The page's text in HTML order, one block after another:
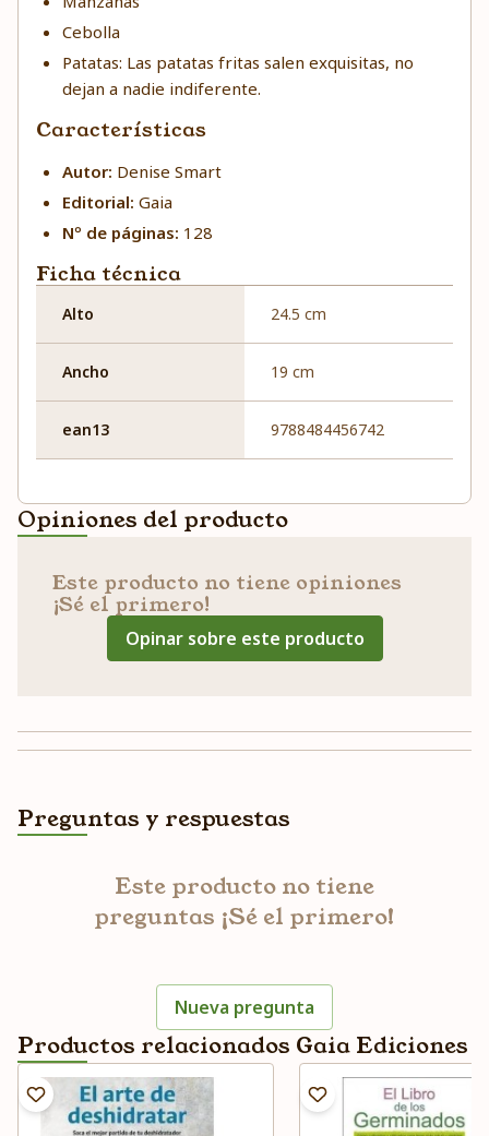
Cebolla
Patatas: Las patatas fritas salen exquisitas, no
dejan a nadie indiferente.
Características
Autor: Denise Smart
Editorial: Gaia
Nº de páginas: 128
Ficha técnica
Alto 24.5 cm
Ancho 19 cm
ean13 9788484456742
Opiniones del producto
Este producto no tiene opiniones
¡Sé el primero!
Opinar sobre este producto
Preguntas y respuestas
Este producto no tiene
preguntas ¡Sé el primero!
Nueva pregunta
Productos relacionados Gaia Ediciones